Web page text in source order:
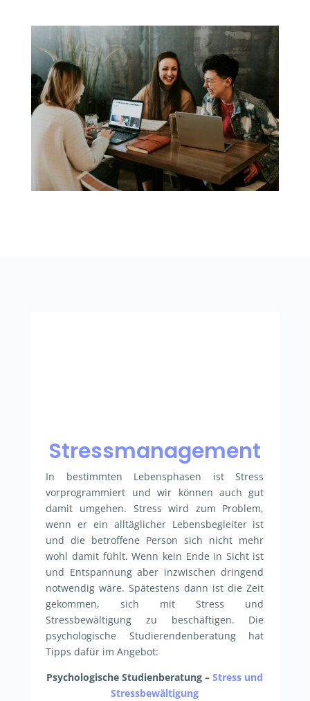
Stressmanagement
In bestimmten Lebensphasen ist Stress
vorprogrammiert und wir können auch gut
damit umgehen. Stress wird zum Problem,
wenn er ein alltäglicher Lebensbegleiter ist
und die betroffene Person sich nicht mehr
wohl damit fühlt. Wenn kein Ende in Sicht ist
und Entspannung aber inzwischen dringend
notwendig wäre. Spätestens dann ist die Zeit
gekommen, sich mit Stress und
Stressbewältigung zu beschäftigen. Die
psychologische Studierendenberatung hat
Tipps dafür im Angebot:
Psychologische Studienberatung –Stress und
Stressbewältigung